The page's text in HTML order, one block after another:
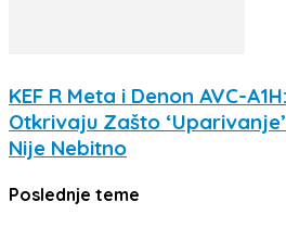
KEF R Meta i Denon AVC-
Otkrivaju Zašto
Nije Nebitno
Poslednje teme